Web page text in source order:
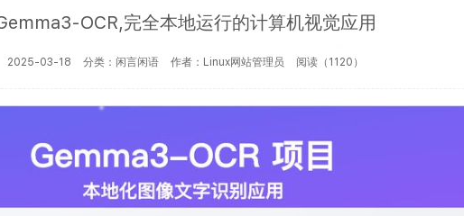
OCR,完全本地运行的计算机视觉应用
2025-03-18 分类：闲言闲语 作者：Linux网站管理员 阅读（1120）